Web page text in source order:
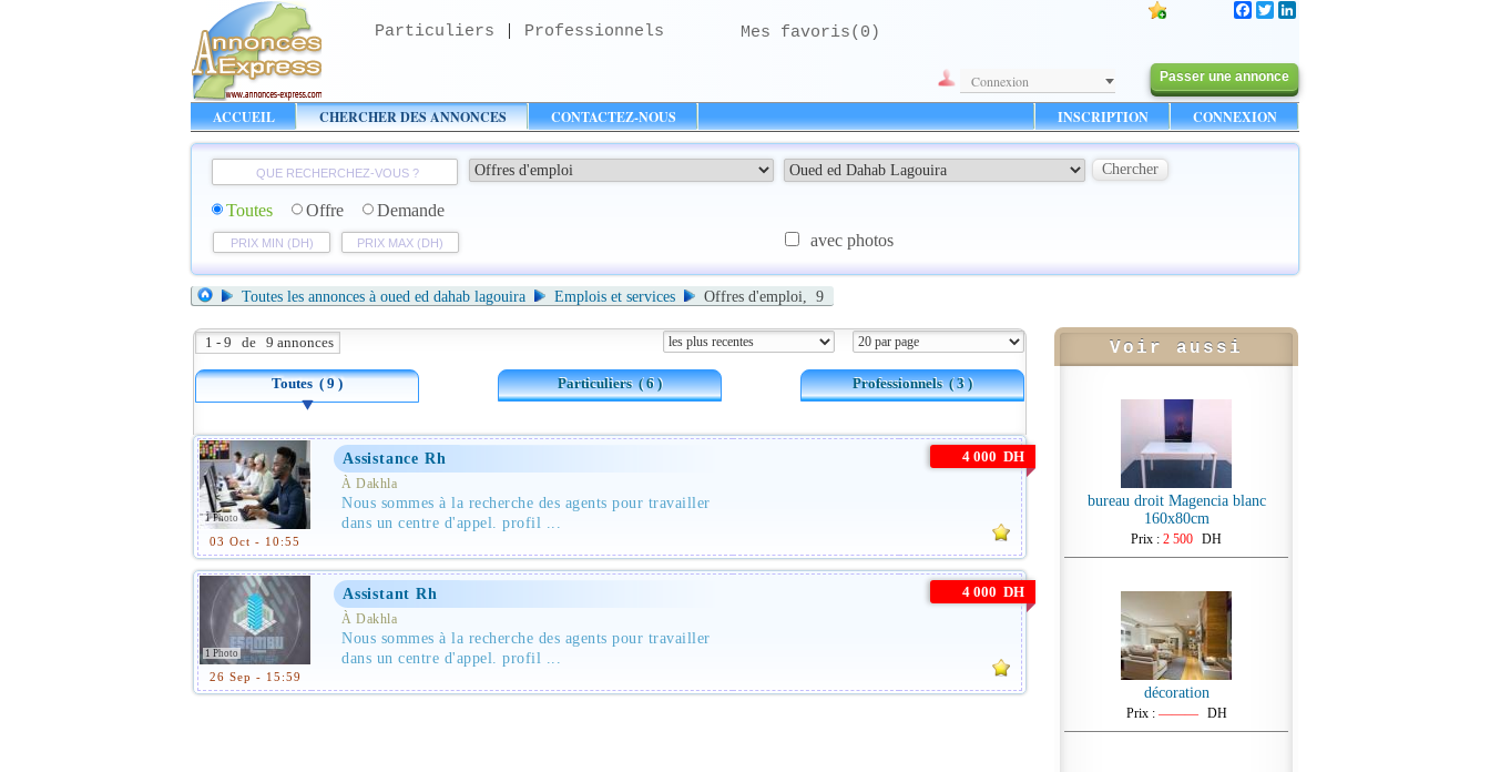
Particuliers | Professionnels Mes favoris( 0 )
Connexion
Facebook
Twitter
Passer une annonce
ACCUEIL CHERCHER DES ANNONCES CONTACTEZ-NOUS CONNEXION
INSCRIPTION
Toutes Offre
Demande
avec photos
Toutes les annonces à oued ed dahab lagouira Emplois et services Offres d'emploi, 9
1 - 9 de 9 annonces
Toutes( 9 ) Particuliers( 6 ) Professionnels( 3 )
1 Photo
03 Oct - 10:55
Assistance Rh
À Dakhla
Nous sommes à la recherche des agents pour travailler
dans un centre d'appel. profil ...
4 000 DH
1 Photo
26 Sep - 15:59
Assistant Rh
À Dakhla
Nous sommes à la recherche des agents pour travailler
dans un centre d'appel. profil ...
4 000 DH
Voir aussi
bureau droit Magencia blanc
160x80cm
Prix : 2 500 DH
décoration
Prix : ——— DH